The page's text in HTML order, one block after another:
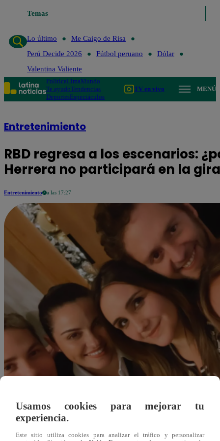
Temas
Lo último
Me Caigo de Risa
Perú Decide 2026
Fútbol peruano
Dólar
Valentina Valiente
PolíticaLimaMundo
Te ayudoTendencias
DeportesEspectáculos
TV en vivo MENÚ
Entretenimiento
RBD regresa a los escenarios:
Herrera no participará en la
Entretenimiento a las 17:27
ydiaz@latina.pe
Usamos cookies para mejorar tu
experiencia.
Este sitio utiliza cookies para analizar el tráfico y personalizar